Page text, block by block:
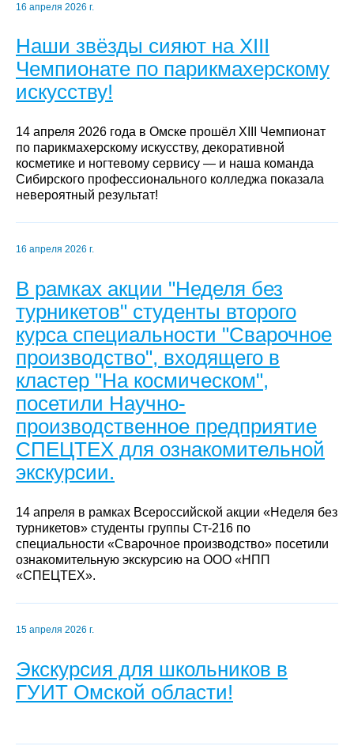
16 апреля 2026 г.
Наши звёзды сияют на XIII
Чемпионате по парикмахерскому
искусству!
14 апреля 2026 года в Омске прошёл XIII Чемпионат
по парикмахерскому искусству, декоративной
косметике и ногтевому сервису — и наша команда
Сибирского профессионального колледжа показала
невероятный результат!
16 апреля 2026 г.
В рамках акции "Неделя без
турникетов" студенты второго
курса специальности "Сварочное
производство", входящего в
кластер "На космическом",
посетили Научно-
производственное предприятие
СПЕЦТЕХ для ознакомительной
экскурсии.
14 апреля в рамках Всероссийской акции «Неделя без
турникетов» студенты группы Ст-216 по
специальности «Сварочное производство» посетили
ознакомительную экскурсию на ООО «НПП
«СПЕЦТЕХ».
15 апреля 2026 г.
Экскурсия для школьников в
ГУИТ Омской области!